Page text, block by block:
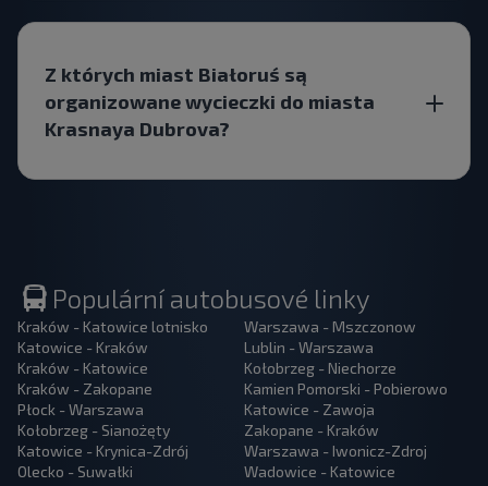
Z których miast Białoruś są
organizowane wycieczki do miasta
Krasnaya Dubrova?
Populární autobusové linky
Kraków - Katowice lotnisko
Katowice - Kraków
Kraków - Katowice
Kraków - Zakopane
Płock - Warszawa
Kołobrzeg - Sianożęty
Katowice - Krynica-Zdrój
Olecko - Suwałki
Warszawa - Mszczonow
Lublin - Warszawa
Kołobrzeg - Niechorze
Kamien Pomorski - Pobierowo
Katowice - Zawoja
Zakopane - Kraków
Warszawa - Iwonicz-Zdroj
Wadowice - Katowice